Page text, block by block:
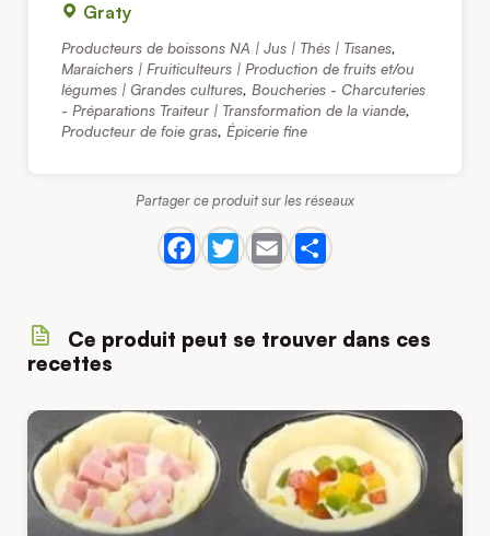
Graty
Producteurs de boissons NA | Jus | Thés | Tisanes,
Maraichers | Fruiticulteurs | Production de fruits et/ou
légumes | Grandes cultures, Boucheries - Charcuteries
- Préparations Traiteur | Transformation de la viande,
Producteur de foie gras, Épicerie fine
Partager ce produit sur les réseaux
Ce produit peut se trouver dans ces
recettes